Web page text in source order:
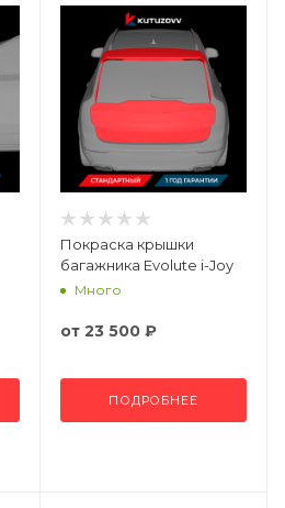
Покраска крышки
багажника Evolute i-Joy
Много
от 23 500 ₽
ПОДРОБНЕЕ